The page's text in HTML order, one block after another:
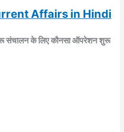
Affairs in Hindi
संचालन के लिए कौनसा ऑपरेशन शुरू